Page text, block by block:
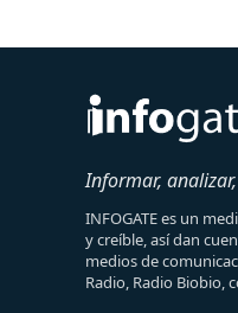
Informar,
INFOGATE es un
y creíble, así dan
medios de
Radio, Radio Biobio,